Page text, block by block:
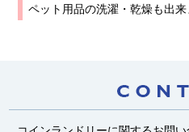
ペット用品の洗濯・乾燥も出来